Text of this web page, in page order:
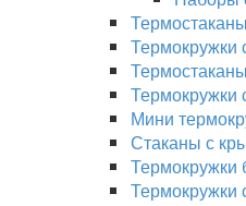
Термокружки
Термокружки
Мини
Стаканы с
Термокружки
Термокружки